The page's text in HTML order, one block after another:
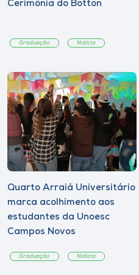
Cerimônia do Botton
Graduação Notícia
Quarto Arraiá Universitário
marca acolhimento aos
estudantes da Unoesc
Campos Novos
Graduação Notícia